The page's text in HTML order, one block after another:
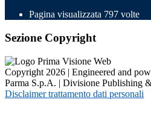
Pagina visualizzata 797 volte
Sezione Copyright
Copyright 2026 | Engineered and
Parma S.p.A. | Divisione Publishing
Disclaimer trattamento dati personali